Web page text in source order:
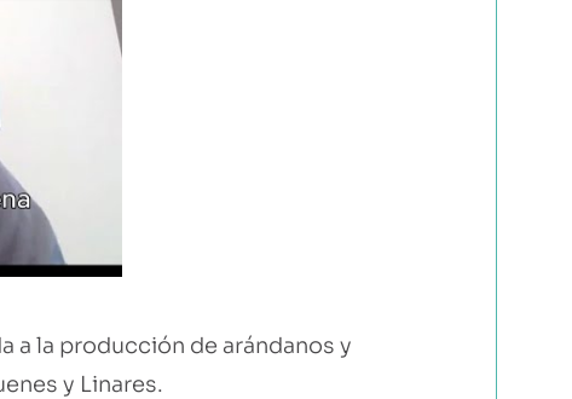
a la producción de arándanos y
y Linares.